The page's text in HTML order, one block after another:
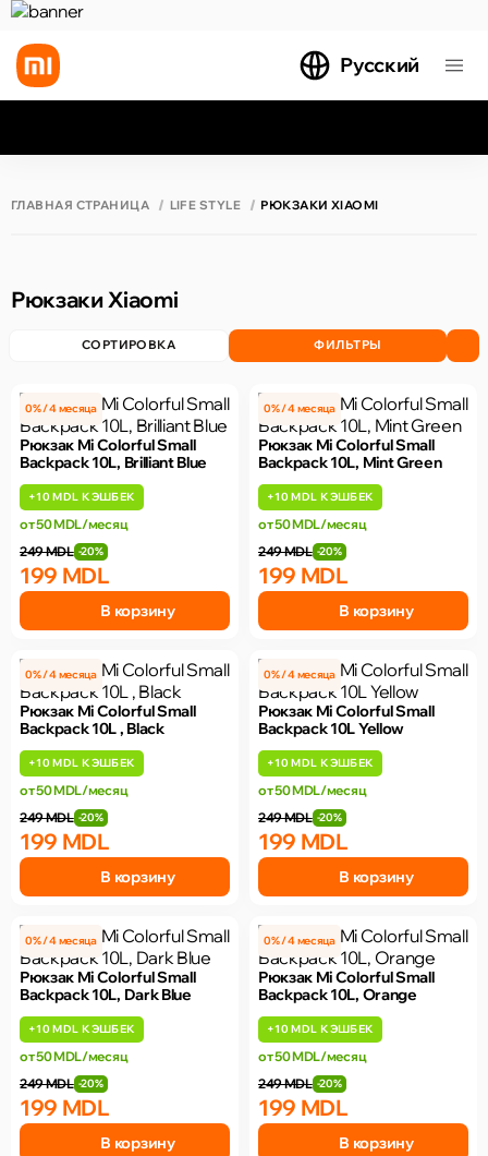
Русский
ГЛАВНАЯ СТРАНИЦА LIFE STYLE РЮКЗАКИ XIAOMI
Рюкзаки Xiaomi
СОРТИРОВКА ФИЛЬТРЫ
0% / 4 месяца
Рюкзак Mi Colorful Small
Backpack 10L, Brilliant Blue
+10 MDL КЭШБЕК
от 50 MDL/месяц
199 MDL
249 MDL -20%
В корзину
0% / 4 месяца
Рюкзак Mi Colorful Small
Backpack 10L, Mint Green
+10 MDL КЭШБЕК
от 50 MDL/месяц
199 MDL
249 MDL -20%
В корзину
0% / 4 месяца
Рюкзак Mi Colorful Small
Backpack 10L , Black
+10 MDL КЭШБЕК
от 50 MDL/месяц
199 MDL
249 MDL -20%
В корзину
0% / 4 месяца
Рюкзак Mi Colorful Small
Backpack 10L Yellow
+10 MDL КЭШБЕК
от 50 MDL/месяц
199 MDL
249 MDL -20%
В корзину
0% / 4 месяца
Рюкзак Mi Colorful Small
Backpack 10L, Dark Blue
+10 MDL КЭШБЕК
от 50 MDL/месяц
199 MDL
249 MDL -20%
В корзину
0% / 4 месяца
Рюкзак Mi Colorful Small
Backpack 10L, Orange
+10 MDL КЭШБЕК
от 50 MDL/месяц
199 MDL
249 MDL -20%
В корзину